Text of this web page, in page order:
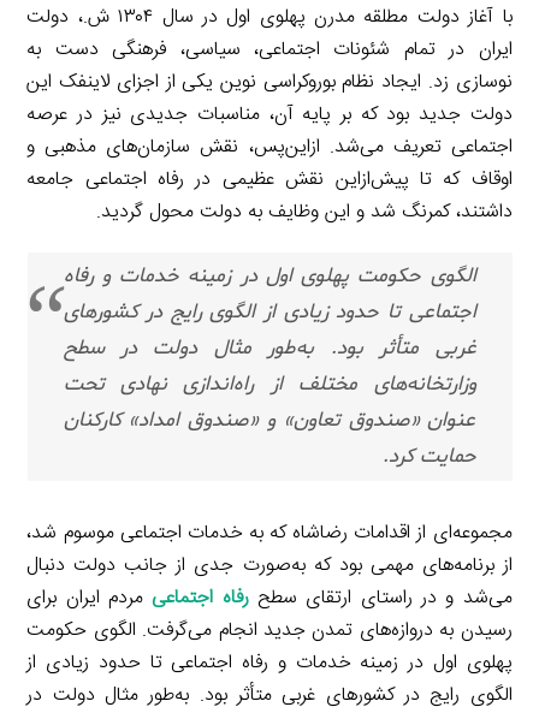
با آغاز دولت مطلقه مدرن پهلوی اول در سال ۱۳۰۴ ش.، دولت
ایران در تمام شئونات اجتماعی، سیاسی، فرهنگی دست به
نوسازی زد. ایجاد نظام بوروکراسی نوین یکی از اجزای لاینفک این
دولت جدید بود که بر پایه آن، مناسبات جدیدی نیز در عرصه
اجتماعی تعریف می‌شد. ازاین‌پس، نقش سازمان‌های مذهبی و
اوقاف که تا پیش‌ازاین نقش عظیمی در رفاه اجتماعی جامعه
داشتند، کمرنگ شد و این وظایف به دولت محول گردید.
الگوی حکومت پهلوی اول در زمینه خدمات و رفاه
اجتماعی تا حدود زیادی از الگوی رایج در کشورهای
غربی متأثر بود. به‌طور مثال دولت در سطح
وزارتخانه‌های مختلف از راه‌اندازی نهادی تحت
عنوان «صندوق تعاون» و «صندوق امداد» کارکنان
حمایت کرد.
مجموعه‌ای از اقدامات رضاشاه که به خدمات اجتماعی موسوم شد،
از برنامه‌های مهمی بود که به‌صورت جدی از جانب دولت دنبال
می‌شد و در راستای ارتقای سطحرفاه اجتماعیمردم ایران برای
رسیدن به دروازه‌های تمدن جدید انجام می‌گرفت. الگوی حکومت
پهلوی اول در زمینه خدمات و رفاه اجتماعی تا حدود زیادی از
الگوی رایج در کشورهای غربی متأثر بود. به‌طور مثال دولت در